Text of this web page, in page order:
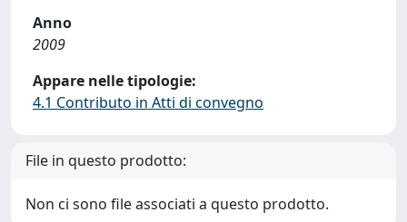
Anno
2009
Appare nelle tipologie:
4.1 Contributo in Atti di convegno
File in questo prodotto:
Non ci sono file associati a questo prodotto.